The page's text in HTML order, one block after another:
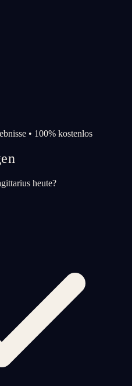
• 100% kostenlos
heute?